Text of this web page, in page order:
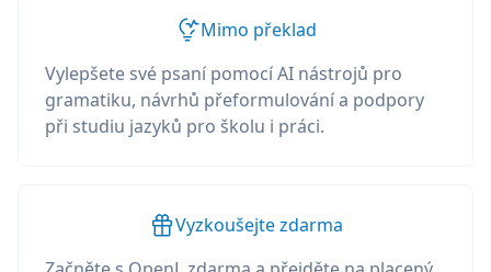
Mimo překlad
Vylepšete své psaní pomocí AI nástrojů pro
gramatiku, návrhů přeformulování a podpory
při studiu jazyků pro školu i práci.
Vyzkoušejte zdarma